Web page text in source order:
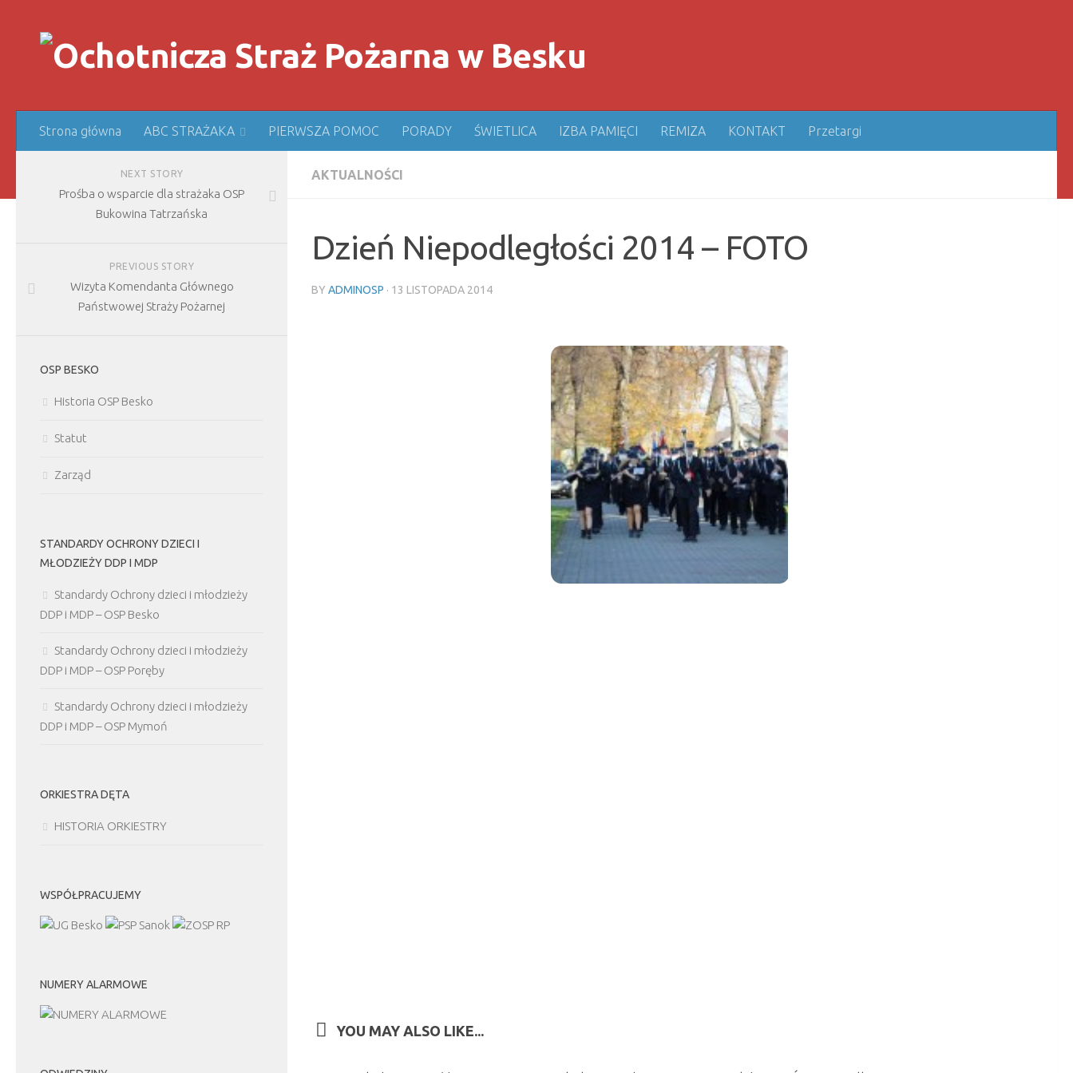
Strona główna ABC STRAŻAKA PIERWSZA POMOC PORADY ŚWIETLICA IZBA PAMIĘCI REMIZA KONTAKT Przetargi
AKTUALNOŚCI
Dzień Niepodległości 2014 – FOTO
BY ADMINOSP · 13 LISTOPADA 2014
YOU MAY ALSO LIKE...
NEXT STORY
Prośba o wsparcie dla strażaka OSP
Bukowina Tatrzańska
PREVIOUS STORY
Wizyta Komendanta Głównego
Państwowej Straży Pożarnej
OSP BESKO
Historia OSP Besko
Statut
Zarząd
STANDARDY OCHRONY DZIECI I
MŁODZIEŻY DDP I MDP
Standardy Ochrony dzieci i młodzieży
DDP i MDP – OSP Besko
Standardy Ochrony dzieci i młodzieży
DDP i MDP – OSP Poręby
Standardy Ochrony dzieci i młodzieży
DDP i MDP – OSP Mymoń
ORKIESTRA DĘTA
HISTORIA ORKIESTRY
WSPÓŁPRACUJEMY
NUMERY ALARMOWE